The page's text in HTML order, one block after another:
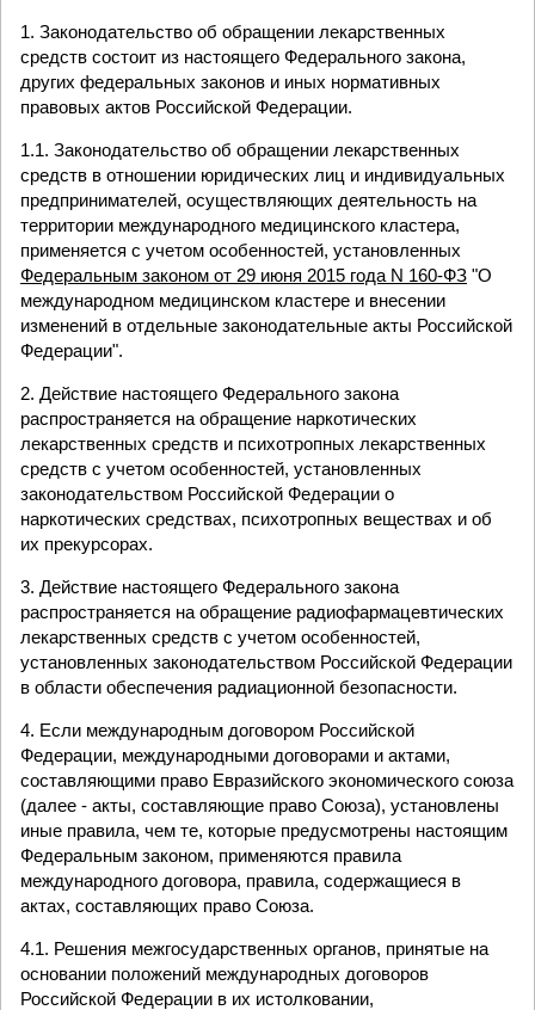
1. Законодательство об обращении лекарственных
средств состоит из настоящего Федерального закона,
других федеральных законов и иных нормативных
правовых актов Российской Федерации.
1.1. Законодательство об обращении лекарственных
средств в отношении юридических лиц и индивидуальных
предпринимателей, осуществляющих деятельность на
территории международного медицинского кластера,
применяется с учетом особенностей, установленных
Федеральным законом от 29 июня 2015 года N 160-ФЗ "О
международном медицинском кластере и внесении
изменений в отдельные законодательные акты Российской
Федерации".
2. Действие настоящего Федерального закона
распространяется на обращение наркотических
лекарственных средств и психотропных лекарственных
средств с учетом особенностей, установленных
законодательством Российской Федерации о
наркотических средствах, психотропных веществах и об
их прекурсорах.
3. Действие настоящего Федерального закона
распространяется на обращение радиофармацевтических
лекарственных средств с учетом особенностей,
установленных законодательством Российской Федерации
в области обеспечения радиационной безопасности.
4. Если международным договором Российской
Федерации, международными договорами и актами,
составляющими право Евразийского экономического союза
(далее - акты, составляющие право Союза), установлены
иные правила, чем те, которые предусмотрены настоящим
Федеральным законом, применяются правила
международного договора, правила, содержащиеся в
актах, составляющих право Союза.
4.1. Решения межгосударственных органов, принятые на
основании положений международных договоров
Российской Федерации в их истолковании,